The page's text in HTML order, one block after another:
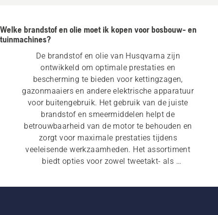
Welke brandstof en olie moet ik kopen voor bosbouw- en
tuinmachines?
De brandstof en olie van Husqvarna zijn
ontwikkeld om optimale prestaties en
bescherming te bieden voor kettingzagen,
gazonmaaiers en andere elektrische apparatuur
voor buitengebruik. Het gebruik van de juiste
brandstof en smeermiddelen helpt de
betrouwbaarheid van de motor te behouden en
zorgt voor maximale prestaties tijdens
veeleisende werkzaamheden. Het assortiment
biedt opties voor zowel tweetakt- als
praktische accessoires.